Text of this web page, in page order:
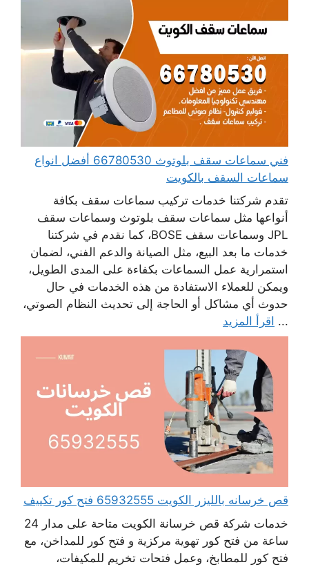
فني سماعات سقف بلوتوث 66780530 أفضل انواع
سماعات السقف بالكويت
تقدم شركتنا خدمات تركيب سماعات سقف بكافة
أنواعها مثل سماعات سقف بلوتوث وسماعات سقف
JPL وسماعات سقف BOSE، كما نقدم في شركتنا
خدمات ما بعد البيع، مثل الصيانة والدعم الفني، لضمان
استمرارية عمل السماعات بكفاءة على المدى الطويل،
ويمكن للعملاء الاستفادة من هذه الخدمات في حال
حدوث أي مشاكل أو الحاجة إلى تحديث النظام الصوتي،
... اقرأ المزيد
قص خرسانه بالليزر الكويت 65932555 فتح كور تكييف
خدمات شركة قص خرسانة الكويت متاحة على مدار 24
ساعة من فتح كور تهوية مركزية و فتح كور للمداخن، مع
فتح كور للمطابخ، وعمل فتحات تخريم للمكيفات،